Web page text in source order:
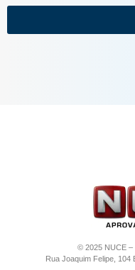
© 2025 NUCE –
Rua Joaquim Felipe, 104